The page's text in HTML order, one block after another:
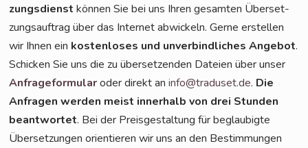
zungs­dienst kön­nen Sie bei uns Ihren gesam­ten Über­set­
zungs­auf­trag über das Inter­net abwi­ckeln. Ger­ne erstel­len
wir Ihnen ein kos­ten­lo­ses und unver­bind­li­ches Ange­bot.
Schi­cken Sie uns die zu über­set­zen­den Datei­en über unser
Anfra­ge­for­mu­laroder direkt aninfo@traduset.de. Die
Anfra­gen wer­den meist inner­halb von drei Stun­den
beant­wor­tet. Bei der Preis­ge­stal­tung für beglau­big­te
Über­set­zun­gen ori­en­tie­ren wir uns an den Bestim­mun­gen